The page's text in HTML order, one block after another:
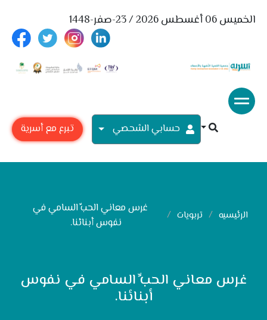
الخميس 06 أغسطس 2026 / 23-صفر-1448
حسابي الشحصي تبرع مع أسرية
الرئيسيه تربويات
غرس معاني الحبِّ السامي في
نفوس أبنائنا.
غرس معاني الحبِّ السامي في نفوس
أبنائنا.